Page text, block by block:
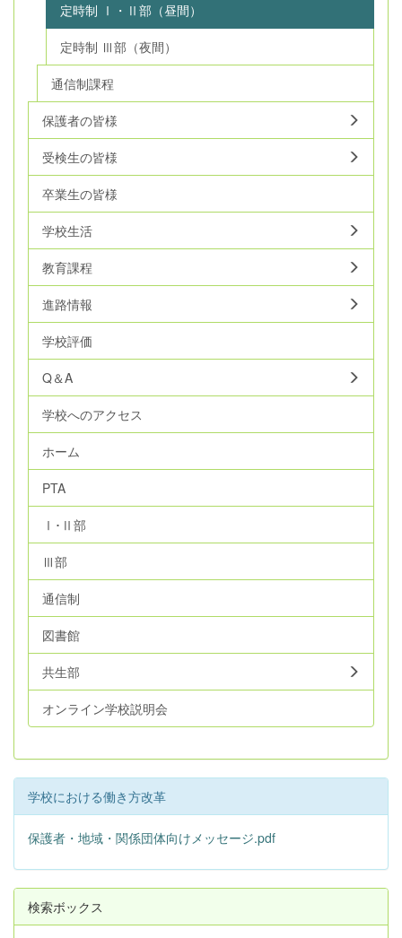
定時制 Ⅰ・Ⅱ部（昼間）
定時制 Ⅲ部（夜間）
通信制課程
保護者の皆様
受検生の皆様
卒業生の皆様
学校生活
教育課程
進路情報
学校評価
Q＆A
学校へのアクセス
ホーム
PTA
Ⅰ･Ⅱ部
Ⅲ部
通信制
図書館
共生部
オンライン学校説明会
学校における働き方改革
保護者・地域・関係団体向けメッセージ.pdf
検索ボックス